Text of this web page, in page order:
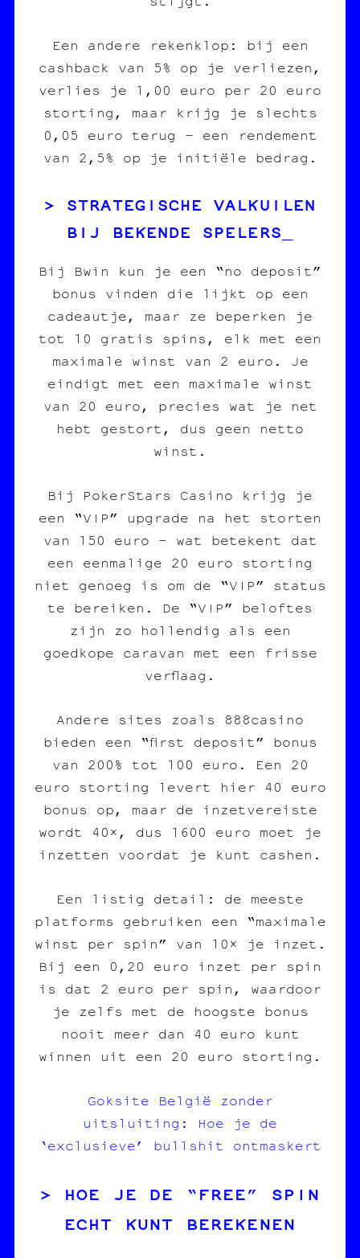
Een andere rekenklop: bij een
cashback van 5% op je verliezen,
verlies je 1,00 euro per 20 euro
storting, maar krijg je slechts
0,05 euro terug – een rendement
van 2,5% op je initiële bedrag.
STRATEGISCHE VALKUILEN
BIJ BEKENDE SPELERS
Bij Bwin kun je een “no deposit”
bonus vinden die lijkt op een
cadeautje, maar ze beperken je
tot 10 gratis spins, elk met een
maximale winst van 2 euro. Je
eindigt met een maximale winst
van 20 euro, precies wat je net
hebt gestort, dus geen netto
winst.
Bij PokerStars Casino krijg je
een “VIP” upgrade na het storten
van 150 euro – wat betekent dat
een eenmalige 20 euro storting
niet genoeg is om de “VIP” status
te bereiken. De “VIP” beloftes
zijn zo hollendig als een
goedkope caravan met een frisse
verflaag.
Andere sites zoals 888casino
bieden een “first deposit” bonus
van 200% tot 100 euro. Een 20
euro storting levert hier 40 euro
bonus op, maar de inzetvereiste
wordt 40×, dus 1600 euro moet je
inzetten voordat je kunt cashen.
Een listig detail: de meeste
platforms gebruiken een “maximale
winst per spin” van 10× je inzet.
Bij een 0,20 euro inzet per spin
is dat 2 euro per spin, waardoor
je zelfs met de hoogste bonus
nooit meer dan 40 euro kunt
winnen uit een 20 euro storting.
Goksite België zonder
uitsluiting: Hoe je de
‘exclusieve’ bullshit ontmaskert
HOE JE DE “FREE” SPIN
ECHT KUNT BEREKENEN